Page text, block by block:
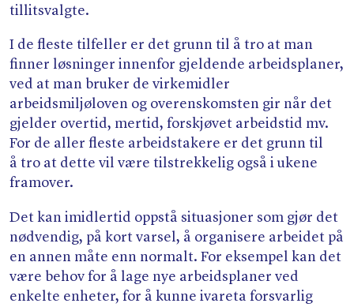
tillitsvalgte.
I de fleste tilfeller er det grunn til å tro at man
finner løsninger innenfor gjeldende arbeidsplaner,
ved at man bruker de virkemidler
arbeidsmiljøloven og overenskomsten gir når det
gjelder overtid, mertid, forskjøvet arbeidstid mv.
For de aller fleste arbeidstakere er det grunn til
å tro at dette vil være tilstrekkelig også i ukene
framover.
Det kan imidlertid oppstå situasjoner som gjør det
nødvendig, på kort varsel, å organisere arbeidet på
en annen måte enn normalt. For eksempel kan det
være behov for å lage nye arbeidsplaner ved
enkelte enheter, for å kunne ivareta forsvarlig